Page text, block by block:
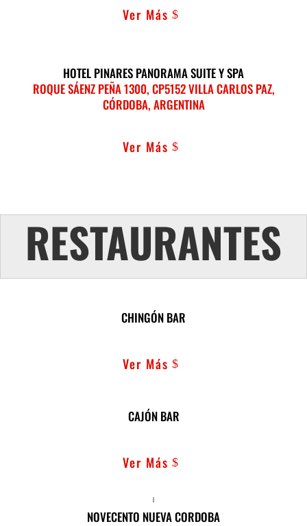
Ver Más
HOTEL PINARES PANORAMA SUITE Y SPA
ROQUE SÁENZ PEÑA 1300, CP5152 VILLA CARLOS PAZ,
CÓRDOBA, ARGENTINA
Ver Más
RESTAURANTES
CHINGÓN BAR
Ver Más
CAJÓN BAR
Ver Más
NOVECENTO NUEVA CORDOBA